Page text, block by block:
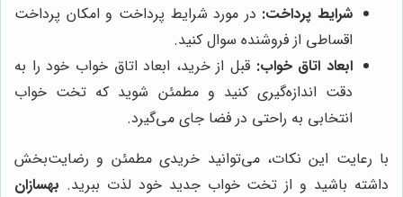
شرایط پرداخت: در مورد شرایط پرداخت و امکان پرداخت
اقساطی از فروشنده سوال کنید.
ابعاد اتاق خواب: قبل از خرید، ابعاد اتاق خواب خود را به
دقت اندازه‌گیری کنید و مطمئن شوید که تخت خواب
انتخابی به راحتی در فضا جای می‌گیرد.
با رعایت این نکات، می‌توانید خریدی مطمئن و رضایت‌بخش
داشته باشید و از تخت خواب جدید خود لذت ببرید. بهسازان